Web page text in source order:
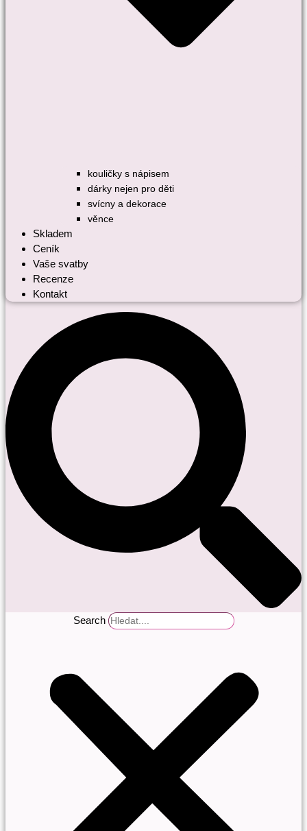
kouličky s nápisem
dárky nejen pro děti
svícny a dekorace
věnce
Skladem
Ceník
Vaše svatby
Recenze
Kontakt
Search